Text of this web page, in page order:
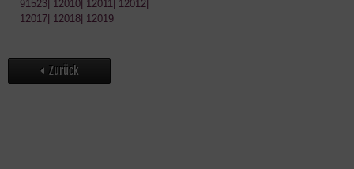
91523| 12010| 12011| 12012|
12017| 12018| 12019
Zurück